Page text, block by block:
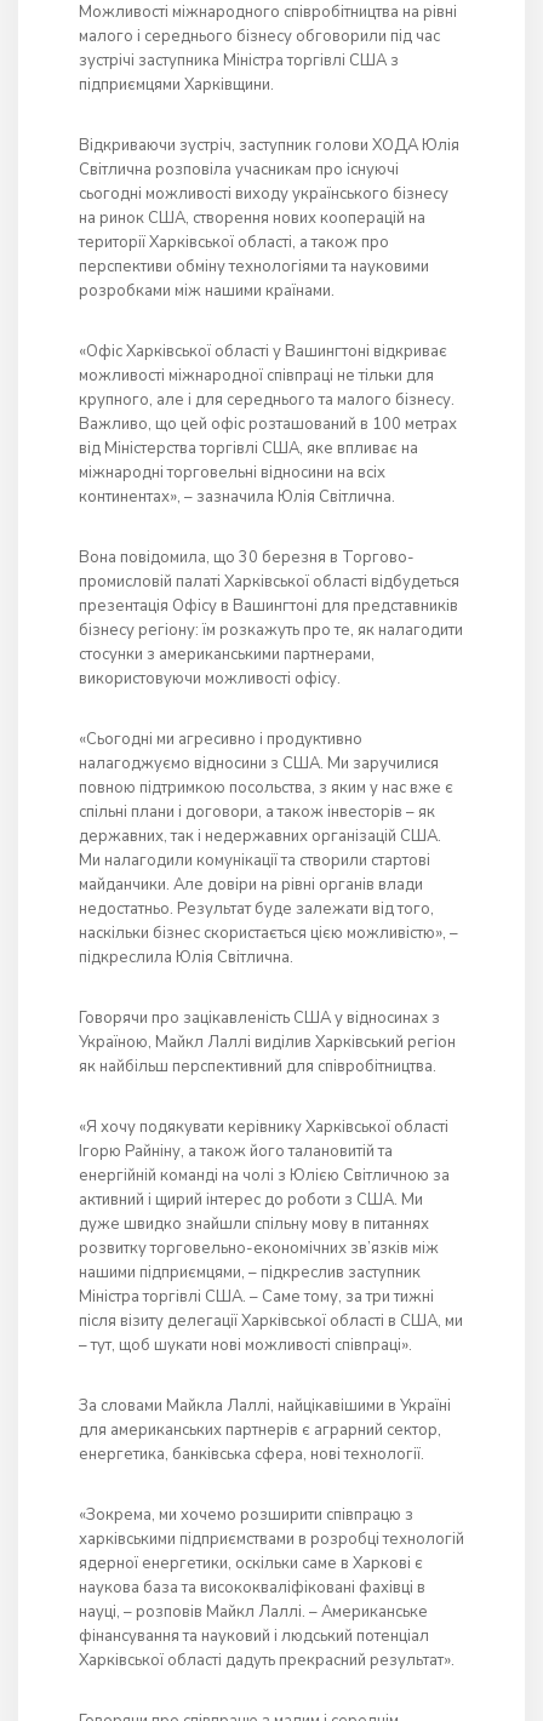
Можливості міжнародного співробітництва на рівні
малого і середнього бізнесу обговорили під час
зустрічі заступника Міністра торгівлі США з
підприємцями Харківщини.
Відкриваючи зустріч, заступник голови ХОДА Юлія
Світлична розповіла учасникам про існуючі
сьогодні можливості виходу українського бізнесу
на ринок США, створення нових кооперацій на
території Харківської області, а також про
перспективи обміну технологіями та науковими
розробками між нашими країнами.
«Офіс Харківської області у Вашингтоні відкриває
можливості міжнародної співпраці не тільки для
крупного, але і для середнього та малого бізнесу.
Важливо, що цей офіс розташований в 100 метрах
від Міністерства торгівлі США, яке впливає на
міжнародні торговельні відносини на всіх
континентах», – зазначила Юлія Світлична.
Вона повідомила, що 30 березня в Торгово-
промисловій палаті Харківської області відбудеться
презентація Офісу в Вашингтоні для представників
бізнесу регіону: їм розкажуть про те, як налагодити
стосунки з американськими партнерами,
використовуючи можливості офісу.
«Сьогодні ми агресивно і продуктивно
налагоджуємо відносини з США. Ми заручилися
повною підтримкою посольства, з яким у нас вже є
спільні плани і договори, а також інвесторів – як
державних, так і недержавних організацій США.
Ми налагодили комунікації та створили стартові
майданчики. Але довіри на рівні органів влади
недостатньо. Результат буде залежати від того,
наскільки бізнес скористається цією можливістю», –
підкреслила Юлія Світлична.
Говорячи про зацікавленість США у відносинах з
Україною, Майкл Лаллі виділив Харківський регіон
як найбільш перспективний для співробітництва.
«Я хочу подякувати керівнику Харківської області
Ігорю Райніну, а також його талановитій та
енергійній команді на чолі з Юлією Світличною за
активний і щирий інтерес до роботи з США. Ми
дуже швидко знайшли спільну мову в питаннях
розвитку торговельно-економічних зв’язків між
нашими підприємцями, – підкреслив заступник
Міністра торгівлі США. – Саме тому, за три тижні
після візиту делегації Харківської області в США, ми
– тут, щоб шукати нові можливості співпраці».
За словами Майкла Лаллі, найцікавішими в Україні
для американських партнерів є аграрний сектор,
енергетика, банківська сфера, нові технології.
«Зокрема, ми хочемо розширити співпрацю з
харківськими підприємствами в розробці технологій
ядерної енергетики, оскільки саме в Харкові є
наукова база та висококваліфіковані фахівці в
науці, – розповів Майкл Лаллі. – Американське
фінансування та науковий і людський потенціал
Харківської області дадуть прекрасний результат».